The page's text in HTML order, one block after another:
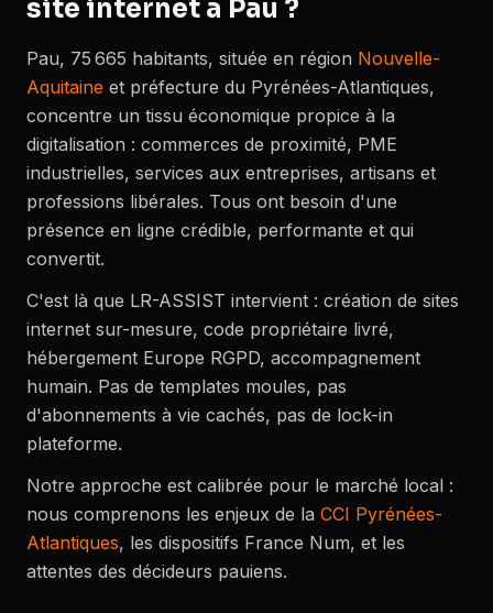
site internet à Pau ?
Pau, 75 665 habitants, située en région Nouvelle-
Aquitaine et préfecture du Pyrénées-Atlantiques,
concentre un tissu économique propice à la
digitalisation : commerces de proximité, PME
industrielles, services aux entreprises, artisans et
professions libérales. Tous ont besoin d'une
présence en ligne crédible, performante et qui
convertit.
C'est là que LR-ASSIST intervient : création de sites
internet sur-mesure, code propriétaire livré,
hébergement Europe RGPD, accompagnement
humain. Pas de templates moules, pas
d'abonnements à vie cachés, pas de lock-in
plateforme.
Notre approche est calibrée pour le marché local :
nous comprenons les enjeux de la CCI Pyrénées-
Atlantiques, les dispositifs France Num, et les
attentes des décideurs pauiens.